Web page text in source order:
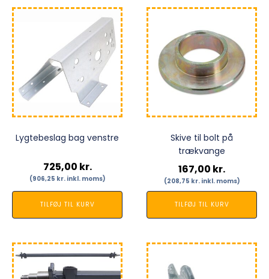
Lygtebeslag bag venstre
725,00 kr.
(906,25 kr.inkl. moms)
TILFØJ TIL KURV
Skive til bolt på
trækvange
167,00 kr.
(208,75 kr.inkl. moms)
TILFØJ TIL KURV